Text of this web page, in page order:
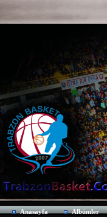
Anasayfa Albümler